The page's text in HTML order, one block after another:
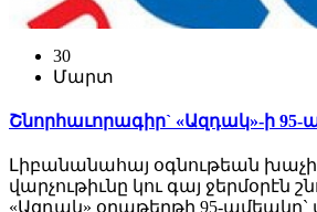
30
Մարտ
Շնորհաւորագիր` «Ազդակ»-ի 95-
Լիբանանահայ օգնութեան խաչի
վարչութիւնը կու գայ ջերմօրէն
«Ազդակ» օրաթերթի 95-ամեակը`